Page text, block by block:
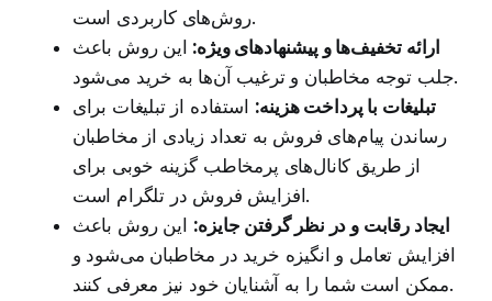
روش‌های کاربردی است.
ارائه تخفیف‌ها و پیشنهادهای ویژه: این روش باعث
جلب توجه مخاطبان و ترغیب آن‌ها به خرید می‌شود.
تبلیغات با پرداخت هزینه: استفاده از تبلیغات برای
رساندن پیام‌های فروش به تعداد زیادی از مخاطبان
از طریق کانال‌های پرمخاطب گزینه خوبی برای
افزایش فروش در تلگرام است.
ایجاد رقابت و در نظر گرفتن جایزه: این روش باعث
افزایش تعامل و انگیزه خرید در مخاطبان می‌شود و
ممکن است شما را به آشنایان خود نیز معرفی کنند.